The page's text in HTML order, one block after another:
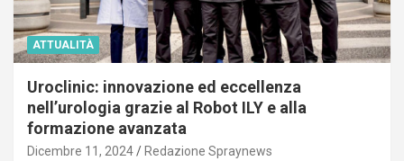
ATTUALITÀ
Uroclinic: innovazione ed eccellenza
nell’urologia grazie al Robot ILY e alla
formazione avanzata
Dicembre 11, 2024 Redazione Spraynews